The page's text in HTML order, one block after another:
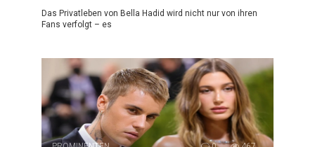
Das Privatleben von Bella Hadid wird nicht nur von ihren
Fans verfolgt – es